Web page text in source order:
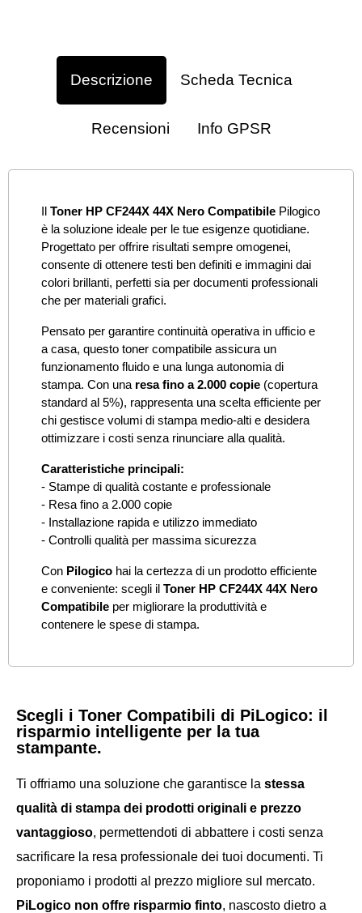
Descrizione Scheda Tecnica
Recensioni Info GPSR
Il Toner HP CF244X 44X Nero Compatibile Pilogico
è la soluzione ideale per le tue esigenze quotidiane.
Progettato per offrire risultati sempre omogenei,
consente di ottenere testi ben definiti e immagini dai
colori brillanti, perfetti sia per documenti professionali
che per materiali grafici.
Pensato per garantire continuità operativa in ufficio e
a casa, questo toner compatibile assicura un
funzionamento fluido e una lunga autonomia di
stampa. Con una resa fino a 2.000 copie (copertura
standard al 5%), rappresenta una scelta efficiente per
chi gestisce volumi di stampa medio-alti e desidera
ottimizzare i costi senza rinunciare alla qualità.
Caratteristiche principali:
- Stampe di qualità costante e professionale
- Resa fino a 2.000 copie
- Installazione rapida e utilizzo immediato
- Controlli qualità per massima sicurezza
Con Pilogico hai la certezza di un prodotto efficiente
e conveniente: scegli il Toner HP CF244X 44X Nero
Compatibile per migliorare la produttività e
contenere le spese di stampa.
Scegli i Toner Compatibili di PiLogico: il
risparmio intelligente per la tua
stampante.
Ti offriamo una soluzione che garantisce la stessa
qualità di stampa dei prodotti originali e prezzo
vantaggioso, permettendoti di abbattere i costi senza
sacrificare la resa professionale dei tuoi documenti. Ti
proponiamo i prodotti al prezzo migliore sul mercato.
PiLogico non offre risparmio finto, nascosto dietro a